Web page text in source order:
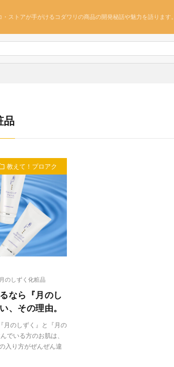
・ストアが手がけるコダワリの商品の開発秘話や魅力を語ります。
品
教えて！プロアク
月のしずく化粧品
なら『月のし
、その理由。
月のしずく』と『月の
でいる方のお肌は、
入り方がぜんぜん違